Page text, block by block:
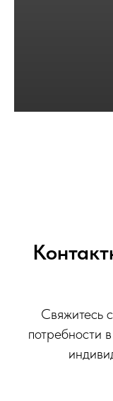
Свяжитесь
потребности